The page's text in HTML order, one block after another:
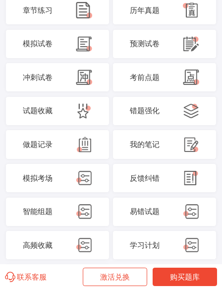
章节练习 历年真题
模拟试卷 预测试卷
冲刺试卷 考前点题
试题收藏 错题强化
做题记录 我的笔记
模拟考场 反馈纠错
智能组题 易错试题
高频收藏 学习计划
学管服务
联系客服 激活兑换 购买题库